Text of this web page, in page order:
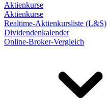
Aktienkurse
Aktienkurse
Realtime-Aktienkursliste (L&S)
Dividendenkalender
Online-Broker-Vergleich